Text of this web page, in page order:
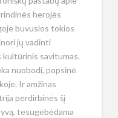
herojės
buvusios tokios
jų vadinti
kultūrinis savitumas.
nuobodi, popsinė
Ir amžinas
perdirbinės šį
tesugebėdama